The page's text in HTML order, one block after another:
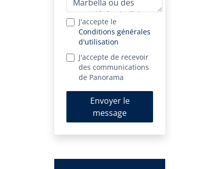
J'accepte le
Conditions générales
d'utilisation
J'accepte de recevoir
des communications
de Panorama
Envoyer le
message